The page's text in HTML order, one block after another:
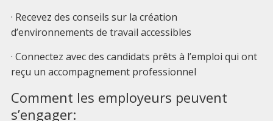
· Recevez des conseils sur la création
d’environnements de travail accessibles
· Connectez avec des candidats prêts à l’emploi qui ont
reçu un accompagnement professionnel
Comment les employeurs peuvent
s’engager: